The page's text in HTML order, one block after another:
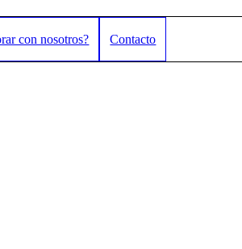
con nosotros? Contacto